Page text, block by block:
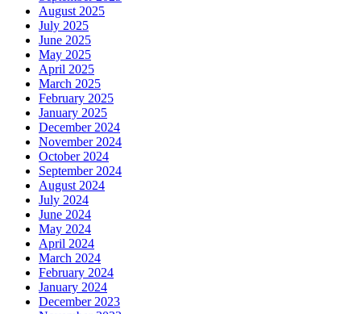
August 2025
July 2025
June 2025
May 2025
April 2025
March 2025
February 2025
January 2025
December 2024
November 2024
October 2024
September 2024
August 2024
July 2024
June 2024
May 2024
April 2024
March 2024
February 2024
January 2024
December 2023